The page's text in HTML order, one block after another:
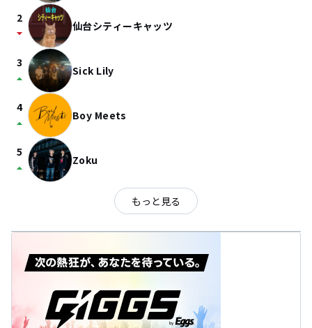
2
arrow_drop_down 仙台シティーキャッツ
3
arrow_drop_up Sick Lily
4
arrow_drop_up Boy Meets
5
arrow_drop_up Zoku
もっと見る